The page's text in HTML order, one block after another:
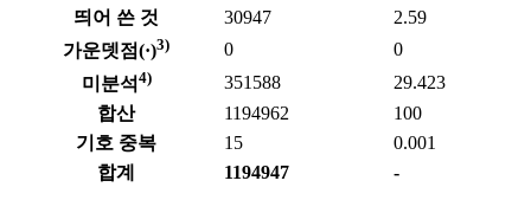
띄어 쓴 것 30947
2.59
가운뎃점(·)3) 0
0
미분석 4) 351588
29.423
합산
1194962
100
기호 중복
15
0.001
합계
1194947 -